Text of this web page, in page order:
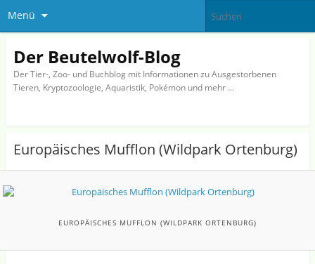
Menü
Der Beutelwolf-Blog
Der Tier-, Zoo- und Buchblog mit Informationen zu Ausgestorbenen
Tieren, Kryptozoologie, Aquaristik, Pokémon und mehr …
Europäisches Mufflon (Wildpark Ortenburg)
EUROPÄISCHES MUFFLON (WILDPARK ORTENBURG)